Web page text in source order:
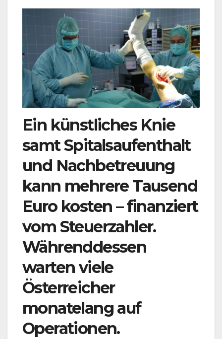
Ein künstliches Knie
samt Spitalsaufenthalt
und Nachbetreuung
kann mehrere Tausend
Euro kosten – finanziert
vom Steuerzahler.
Währenddessen
warten viele
Österreicher
monatelang auf
Operationen.